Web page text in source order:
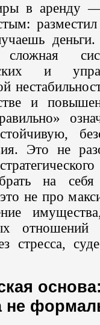
в аренду
сложная
и
и
Это не
на себя
не про
отношений
стресса,
не